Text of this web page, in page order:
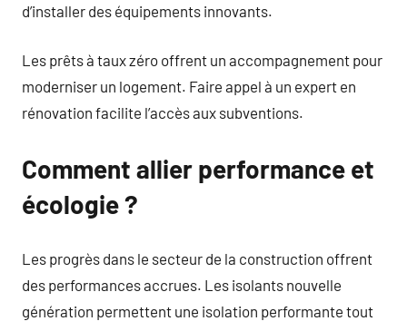
d’installer des équipements innovants.
Les prêts à taux zéro offrent un accompagnement pour
moderniser un logement. Faire appel à un expert en
rénovation facilite l’accès aux subventions.
Comment allier performance et
écologie ?
Les progrès dans le secteur de la construction offrent
des performances accrues. Les isolants nouvelle
génération permettent une isolation performante tout